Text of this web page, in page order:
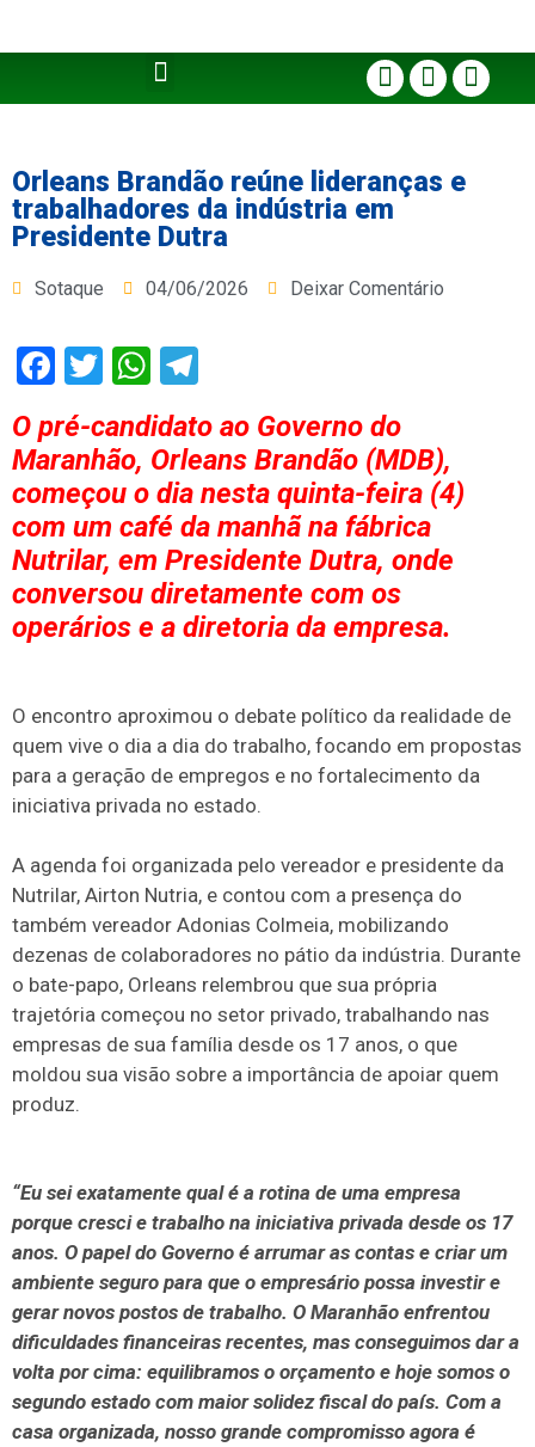
Orleans Brandão reúne lideranças e
trabalhadores da indústria em
Presidente Dutra
Sotaque 04/06/2026 Deixar Comentário
Facebook
TwitterWhatsApp
O pré-candidato ao Governo do
Maranhão, Orleans Brandão (MDB),
começou o dia nesta quinta-feira (4)
com um café da manhã na fábrica
Nutrilar, em Presidente Dutra, onde
conversou diretamente com os
operários e a diretoria da empresa.
O encontro aproximou o debate político da realidade de
quem vive o dia a dia do trabalho, focando em propostas
para a geração de empregos e no fortalecimento da
iniciativa privada no estado.
A agenda foi organizada pelo vereador e presidente da
Nutrilar, Airton Nutria, e contou com a presença do
também vereador Adonias Colmeia, mobilizando
dezenas de colaboradores no pátio da indústria. Durante
o bate-papo, Orleans relembrou que sua própria
trajetória começou no setor privado, trabalhando nas
empresas de sua família desde os 17 anos, o que
moldou sua visão sobre a importância de apoiar quem
produz.
“Eu sei exatamente qual é a rotina de uma empresa
porque cresci e trabalho na iniciativa privada desde os 17
anos. O papel do Governo é arrumar as contas e criar um
ambiente seguro para que o empresário possa investir e
gerar novos postos de trabalho. O Maranhão enfrentou
dificuldades financeiras recentes, mas conseguimos dar a
volta por cima: equilibramos o orçamento e hoje somos o
segundo estado com maior solidez fiscal do país. Com a
casa organizada, nosso grande compromisso agora é